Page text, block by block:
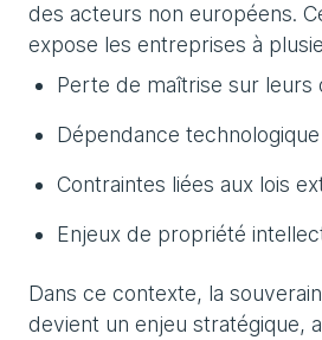
des acteurs non européens.
expose les entreprises à
Perte de maîtrise sur leurs
Dépendance
Contraintes liées aux lois
Enjeux de propriété
Dans ce contexte, la
devient un enjeu stratégique,